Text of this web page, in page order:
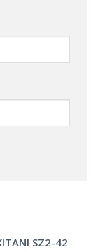
SZ2-42